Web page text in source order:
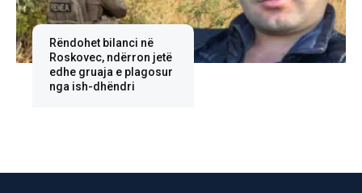
Rëndohet bilanci në
Roskovec, ndërron jetë
edhe gruaja e plagosur
nga ish-dhëndri